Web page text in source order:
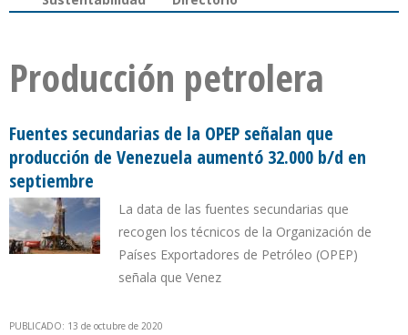
Producción petrolera
Fuentes secundarias de la OPEP señalan que
producción de Venezuela aumentó 32.000 b/d en
septiembre
La data de las fuentes secundarias que
recogen los técnicos de la Organización de
Países Exportadores de Petróleo (OPEP)
señala que Venez
PUBLICADO: 13 de octubre de 2020